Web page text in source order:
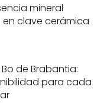
mineral
clave cerámica
de Brabantia:
para cada